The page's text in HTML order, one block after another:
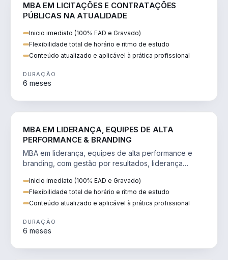
MBA EM LICITAÇÕES E CONTRATAÇÕES
PÚBLICAS NA ATUALIDADE
Inicio imediato (100% EAD e Gravado)
Flexibilidade total de horário e ritmo de estudo
Conteúdo atualizado e aplicável à prática profissional
DURAÇÃO
6 meses
MBA EM LIDERANÇA, EQUIPES DE ALTA
PERFORMANCE & BRANDING
MBA em liderança, equipes de alta performance e
branding, com gestão por resultados, liderança
Inicio imediato (100% EAD e Gravado)
Flexibilidade total de horário e ritmo de estudo
Conteúdo atualizado e aplicável à prática profissional
DURAÇÃO
6 meses